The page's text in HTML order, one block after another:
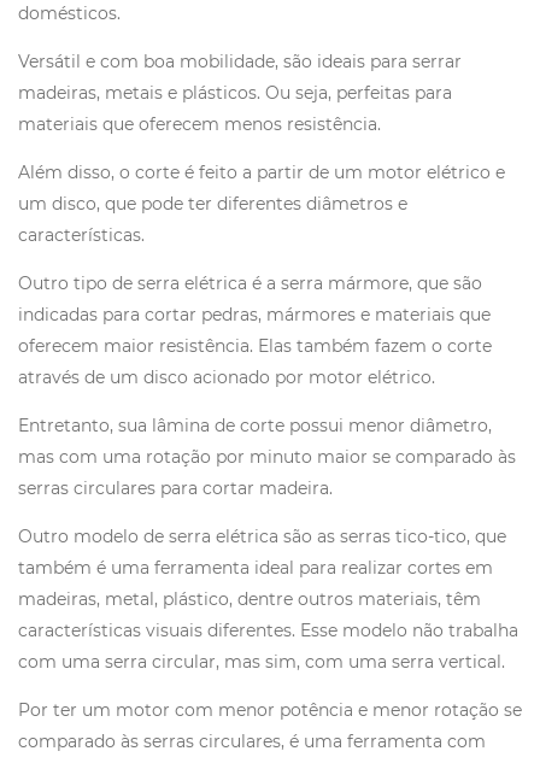
domésticos.
Versátil e com boa mobilidade, são ideais para serrar
madeiras, metais e plásticos. Ou seja, perfeitas para
materiais que oferecem menos resistência.
Além disso, o corte é feito a partir de um motor elétrico e
um disco, que pode ter diferentes diâmetros e
características.
Outro tipo de serra elétrica é a serra mármore, que são
indicadas para cortar pedras, mármores e materiais que
oferecem maior resistência. Elas também fazem o corte
através de um disco acionado por motor elétrico.
Entretanto, sua lâmina de corte possui menor diâmetro,
mas com uma rotação por minuto maior se comparado às
serras circulares para cortar madeira.
Outro modelo de serra elétrica são as serras tico-tico, que
também é uma ferramenta ideal para realizar cortes em
madeiras, metal, plástico, dentre outros materiais, têm
características visuais diferentes. Esse modelo não trabalha
com uma serra circular, mas sim, com uma serra vertical.
Por ter um motor com menor potência e menor rotação se
comparado às serras circulares, é uma ferramenta com